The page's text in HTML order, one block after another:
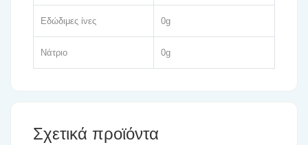
Εδώδιμες ίνες 0g
Νάτριο 0g
Σχετικά προϊόντα